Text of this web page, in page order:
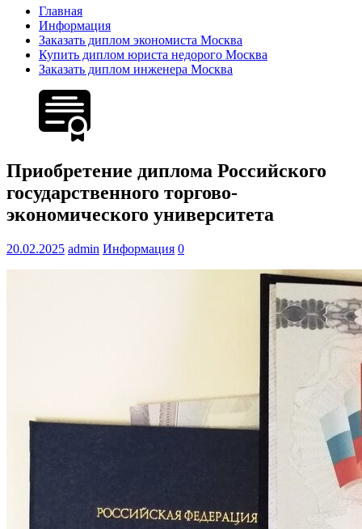
Главная
Информация
Заказать диплом экономиста Москва
Купить диплом юриста недорого Москва
Заказать диплом инженера Москва
Приобретение диплома Российского
государственного торгово-
экономического университета
20.02.2025 admin Информация 0